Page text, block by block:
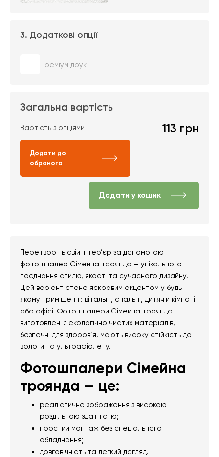
3. Додаткові опції
Преміум друк
Загальна вартість
Вартість з опціями 113 грн
Додати до
обраного
Додати у кошик
Перетворіть свій інтер’єр за допомогою
фотошпалер Сімейна троянда — унікального
поєднання стилю, якості та сучасного дизайну.
Цей варіант стане яскравим акцентом у будь-
якому приміщенні: вітальні, спальні, дитячій кімнаті
або офісі. Фотошпалери Сімейна троянда
виготовлені з екологічно чистих матеріалів,
безпечні для здоров’я, мають високу стійкість до
вологи та ультрафіолету.
Фотошпалери Сімейна
троянда — це:
реалістичне зображення з високою
роздільною здатністю;
простий монтаж без спеціального
обладнання;
довговічність та легкий догляд.